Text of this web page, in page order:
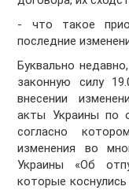
- что такое
последние
Буквально
законную силу
внесении
акты Украины по
согласно
изменения во
Украины «Об
которые